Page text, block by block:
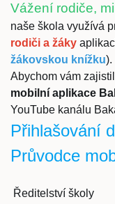
Vážení rodiče,
naše škola využívá
rodiči a žáky
žákovskou knížku).
Abychom vám
mobilní aplikace
YouTube kanálu
Přihlašování
Průvodce
Ředitelství školy